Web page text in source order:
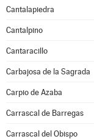
Cantalapiedra
Cantalpino
Cantaracillo
Carbajosa de la Sagrada
Carpio de Azaba
Carrascal de Barregas
Carrascal del Obispo